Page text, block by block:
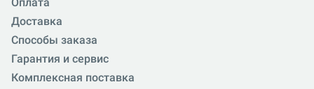
Доставка
Способы заказа
Гарантия и сервис
Комплексная поставка